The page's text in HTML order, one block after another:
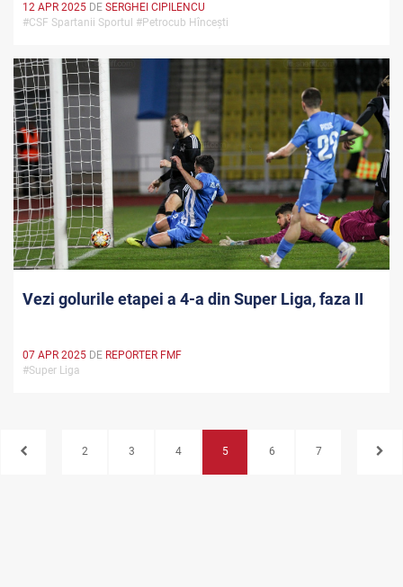
12 APR 2025 DE SERGHEI CIPILENCU
#CSF Spartanii Sportul #Petrocub Hîncești
Vezi golurile etapei a 4-a din Super Liga, faza II
07 APR 2025 DE REPORTER FMF
#Super Liga
2 3 4 5 6 7